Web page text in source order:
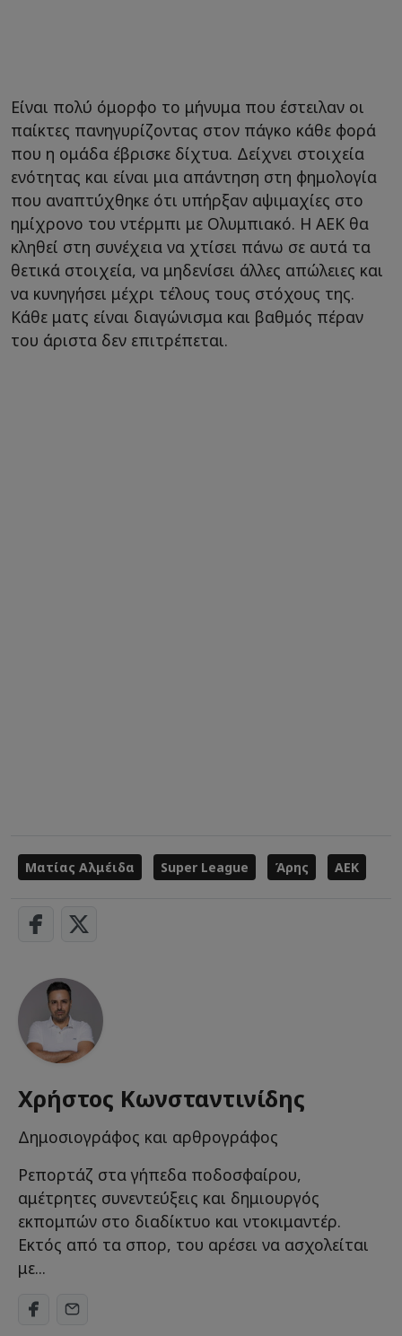
Είναι πολύ όμορφο το μήνυμα που έστειλαν οι
παίκτες πανηγυρίζοντας στον πάγκο κάθε φορά
που η ομάδα έβρισκε δίχτυα. Δείχνει στοιχεία
ενότητας και είναι μια απάντηση στη φημολογία
που αναπτύχθηκε ότι υπήρξαν αψιμαχίες στο
ημίχρονο του ντέρμπι με Ολυμπιακό. Η ΑΕΚ θα
κληθεί στη συνέχεια να χτίσει πάνω σε αυτά τα
θετικά στοιχεία, να μηδενίσει άλλες απώλειες και
να κυνηγήσει μέχρι τέλους τους στόχους της.
Κάθε ματς είναι διαγώνισμα και βαθμός πέραν
του άριστα δεν επιτρέπεται.
Ματίας Αλμέιδα Super League Άρης ΑΕΚ
Χρήστος Κωνσταντινίδης
Δημοσιογράφος και αρθρογράφος
Ρεπορτάζ στα γήπεδα ποδοσφαίρου,
αμέτρητες συνεντεύξεις και δημιουργός
εκπομπών στο διαδίκτυο και ντοκιμαντέρ.
Εκτός από τα σπορ, του αρέσει να ασχολείται
με...